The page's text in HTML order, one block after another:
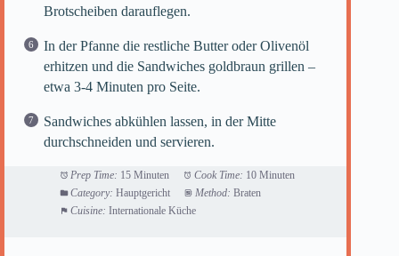
Brotscheiben darauflegen.
In der Pfanne die restliche Butter oder Olivenöl
erhitzen und die Sandwiches goldbraun grillen –
etwa 3-4 Minuten pro Seite.
Sandwiches abkühlen lassen, in der Mitte
durchschneiden und servieren.
Prep Time: 15 Minuten Cook Time: 10 Minuten
Category: Hauptgericht Method: Braten
Cuisine: Internationale Küche